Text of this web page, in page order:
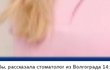
рассказала стоматолог из Волгограда